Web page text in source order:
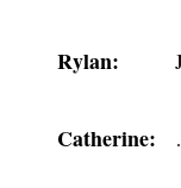
Rylan:
Catherine: